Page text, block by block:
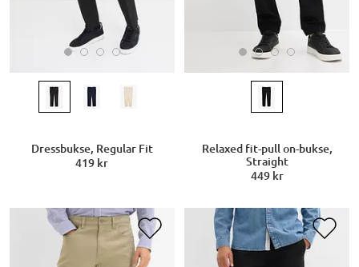
Dressbukse, Regular Fit
419 kr
Relaxed fit-pull on-bukse,
Straight
449 kr